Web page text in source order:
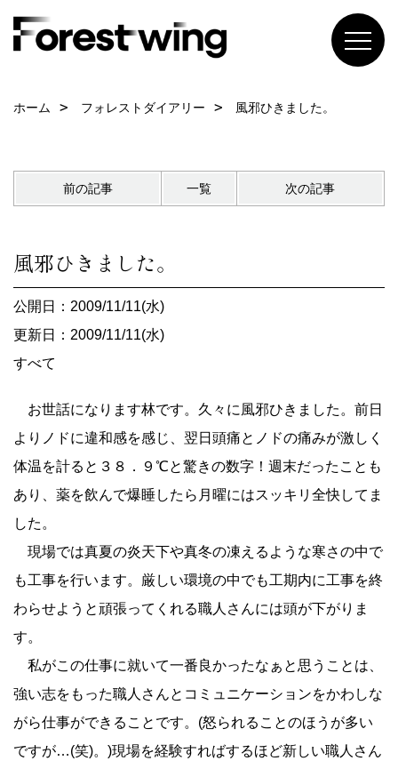
ホーム フォレストダイアリー 風邪ひきました。
前の記事 一覧 次の記事
風邪ひきました。
公開日：2009/11/11(水)
更新日：2009/11/11(水)
すべて
お世話になります林です。久々に風邪ひきました。前日
よりノドに違和感を感じ、翌日頭痛とノドの痛みが激しく
体温を計ると３８．９℃と驚きの数字！週末だったことも
あり、薬を飲んで爆睡したら月曜にはスッキリ全快してま
した。
現場では真夏の炎天下や真冬の凍えるような寒さの中で
も工事を行います。厳しい環境の中でも工期内に工事を終
わらせようと頑張ってくれる職人さんには頭が下がりま
す。
私がこの仕事に就いて一番良かったなぁと思うことは、
強い志をもった職人さんとコミュニケーションをかわしな
がら仕事ができることです。(怒られることのほうが多い
ですが…(笑)。)現場を経験すればするほど新しい職人さん